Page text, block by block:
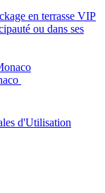
d'Utilisation